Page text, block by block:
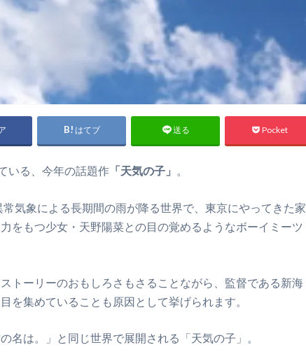
はてブ 送る Pocket
いる、今年の話題作 「天気の子」 。
気象による長期間の雨が降る世界で、東京にやってきた家
をもつ少女・天野陽菜との目の覚めるようなボーイミーツ
トーリーのおもしろさもさることながら、監督である新海
を集めていることも原因として挙げられます。
名は。」と同じ世界で展開される「天気の子」。